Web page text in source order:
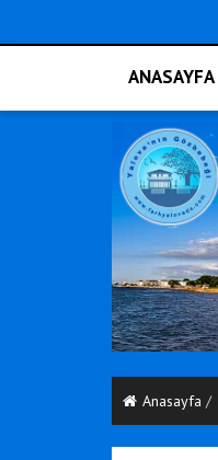
ANASAYFA
Anasayfa